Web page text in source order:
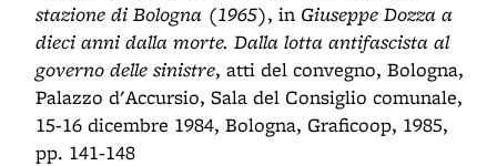
stazione di Bologna (1965), in Giuseppe Dozza a
dieci anni dalla morte. Dalla lotta antifascista al
governo delle sinistre, atti del convegno, Bologna,
Palazzo d'Accursio, Sala del Consiglio comunale,
15-16 dicembre 1984, Bologna, Graficoop, 1985,
pp. 141-148